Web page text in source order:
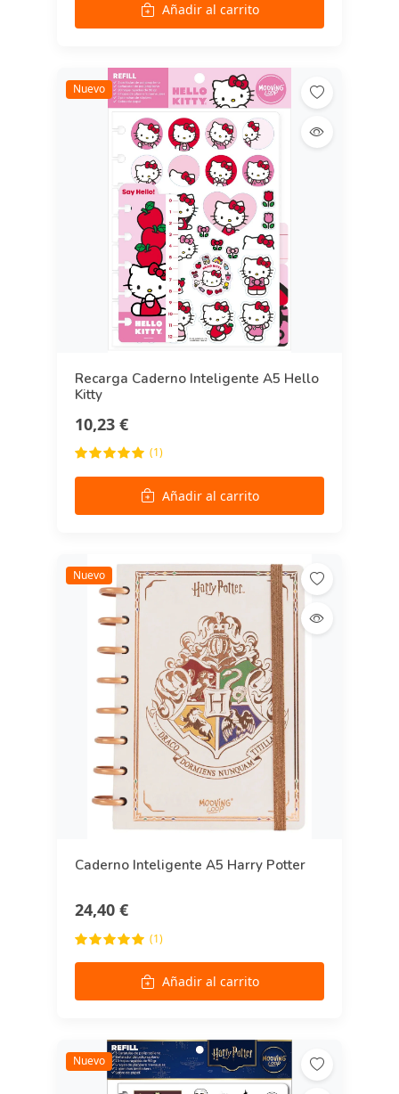
Añadir al carrito
Nuevo
Recarga Caderno Inteligente A5 Hello
Kitty
10,23 €
(1)
Añadir al carrito
Nuevo
Caderno Inteligente A5 Harry Potter
24,40 €
(1)
Añadir al carrito
Nuevo